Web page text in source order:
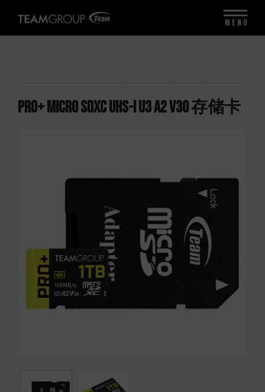
PRO+ Micro SDXC UHS-I U3 A2 V30 存储卡
MENU